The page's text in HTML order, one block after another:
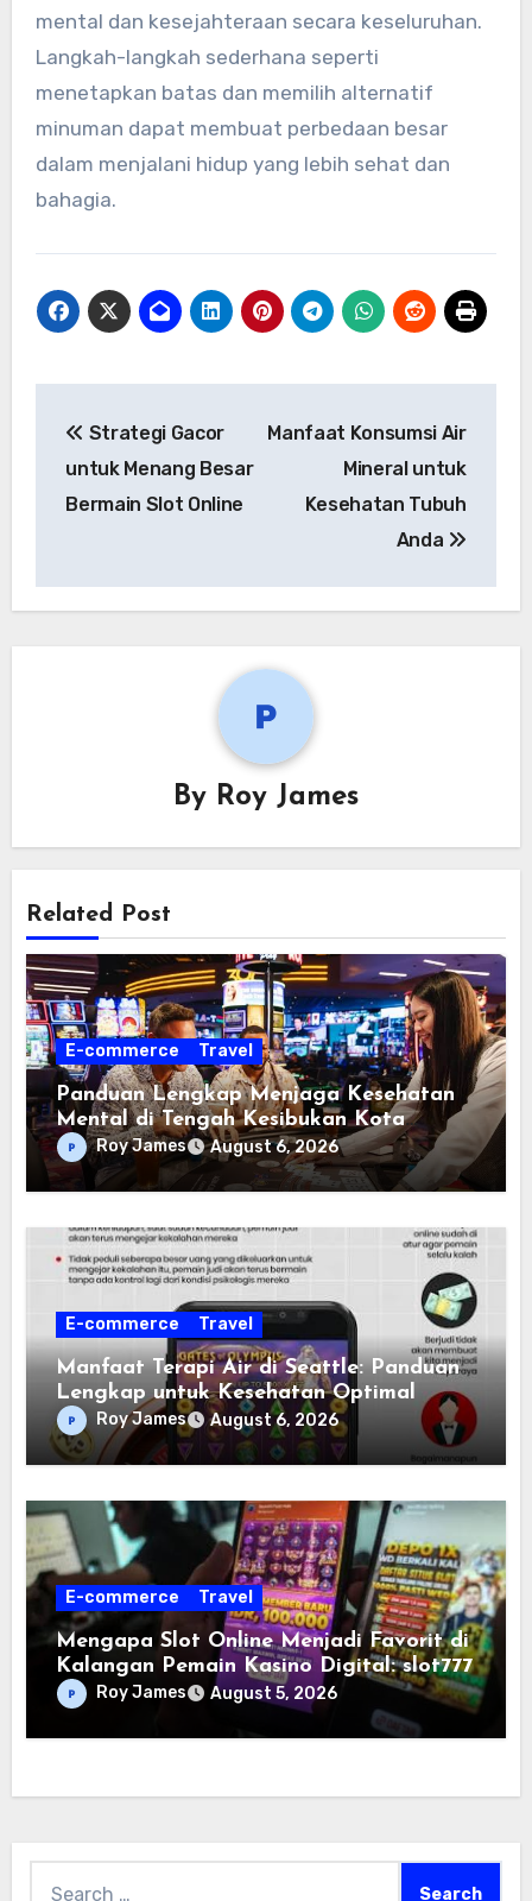
mental dan kesejahteraan secara keseluruhan.
Langkah-langkah sederhana seperti
menetapkan batas dan memilih alternatif
minuman dapat membuat perbedaan besar
dalam menjalani hidup yang lebih sehat dan
bahagia.
navigation
Strategi Gacor
untuk Menang Besar
Bermain Slot Online
Manfaat Konsumsi Air
Mineral untuk
Kesehatan Tubuh
Anda
By Roy James
Related Post
E-commerce Travel
Panduan Lengkap Menjaga Kesehatan
Mental di Tengah Kesibukan Kota
SeattleRoy James August 6, 2026
E-commerce Travel
Manfaat Terapi Air di Seattle: Panduan
Lengkap untuk Kesehatan Optimal
Roy James August 6, 2026
E-commerce Travel
Mengapa Slot Online Menjadi Favorit di
Kalangan Pemain Kasino Digital: slot777
Roy James August 5, 2026